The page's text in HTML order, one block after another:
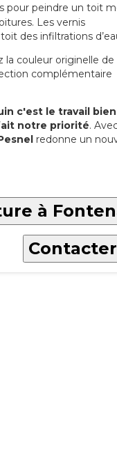
pour peindre un toit
Les vernis
des infiltrations
la couleur originelle de
complémentaire
c'est le travail
notre priorité.
redonne un
à